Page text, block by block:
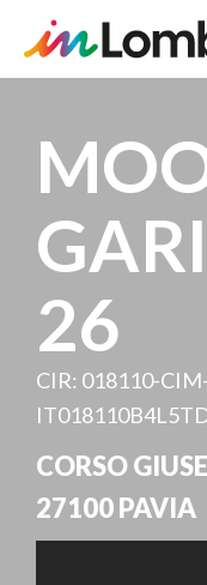
content
26
CIR: 018110-
CORSO
27100PAVIA